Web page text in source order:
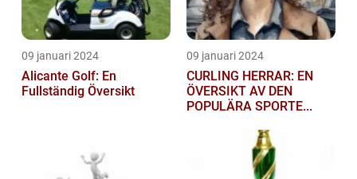
09 januari 2024
Alicante Golf: En
Fullständig Översikt
09 januari 2024
CURLING HERRAR: EN
ÖVERSIKT AV DEN
POPULÄRA SPORTE...